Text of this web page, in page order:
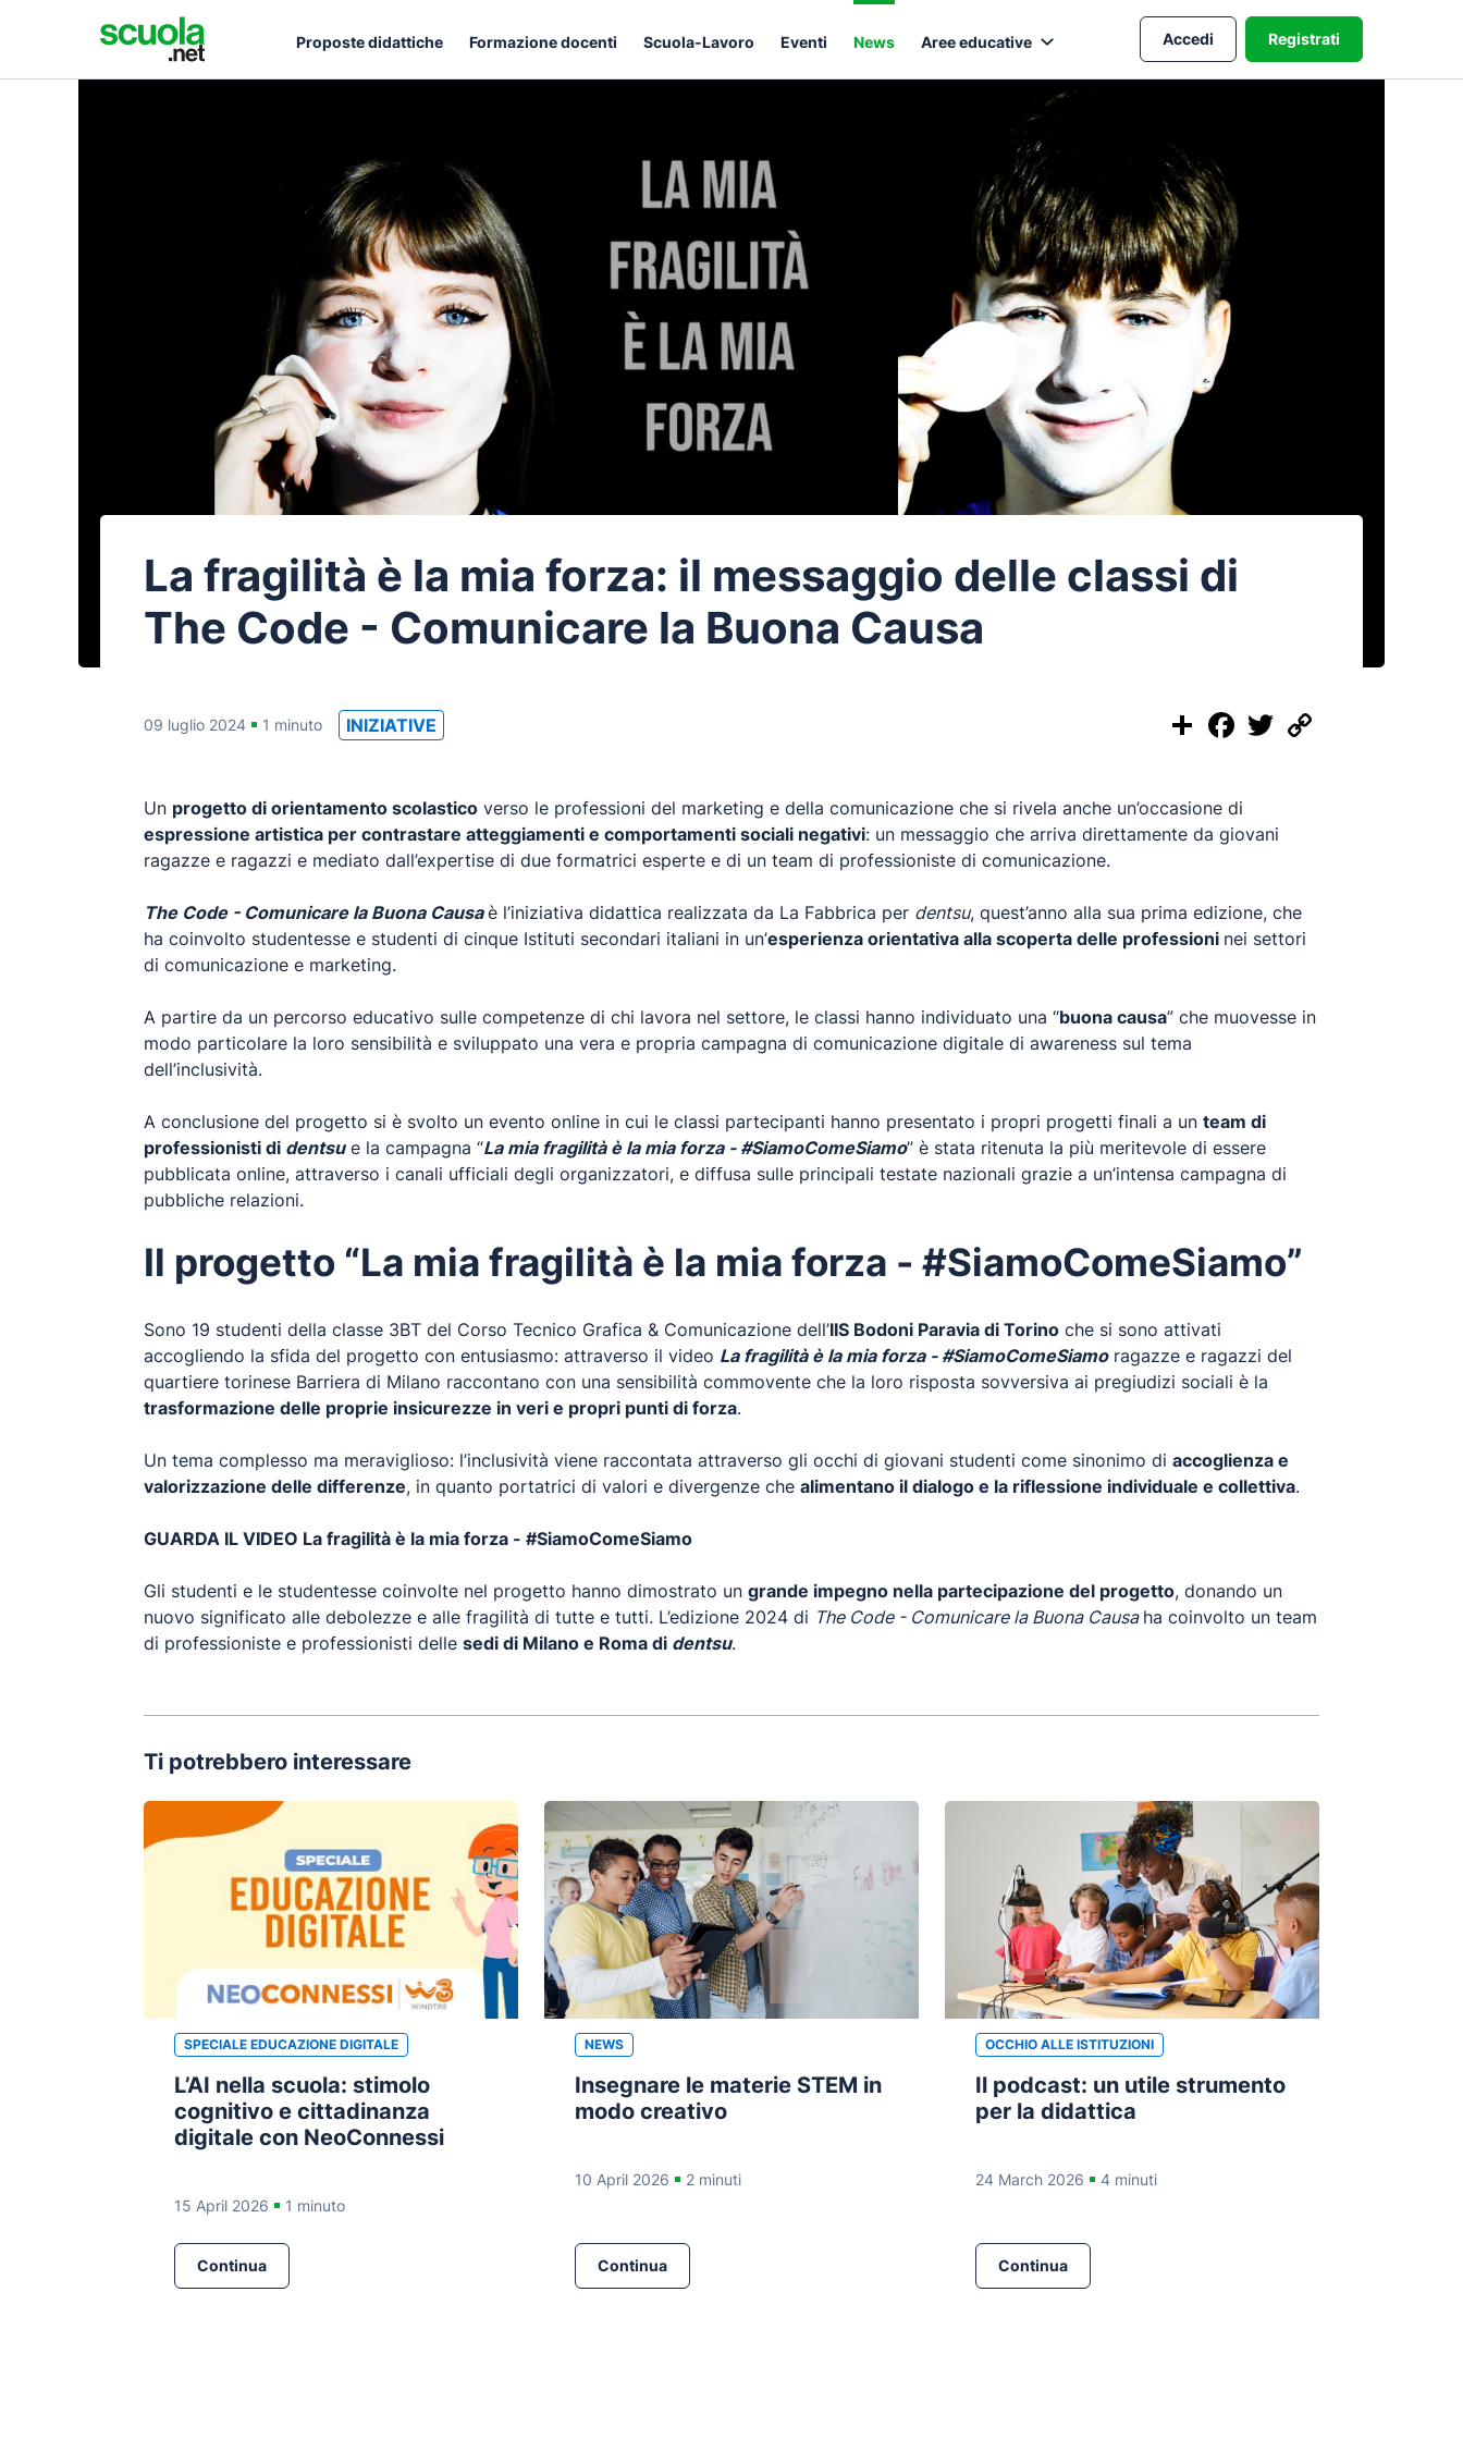
Proposte didattiche Formazione docenti Scuola-Lavoro Eventi News Aree educative Accedi Registrati
La fragilità è la mia forza: il messaggio delle classi di
The Code - Comunicare la Buona Causa
09 luglio 2024 1 minuto INIZIATIVE Share Facebook
Twitter
Un progetto di orientamento scolastico verso le professioni del marketing e della comunicazione che si rivela anche un’occasione di
espressione artistica per contrastare atteggiamenti e comportamenti sociali negativi: un messaggio che arriva direttamente da giovani
ragazze e ragazzi e mediato dall’expertise di due formatrici esperte e di un team di professioniste di comunicazione.
The Code - Comunicare la Buona Causaè l’iniziativa didattica realizzata da La Fabbrica per dentsu, quest’anno alla sua prima edizione, che
ha coinvolto studentesse e studenti di cinque Istituti secondari italiani in un’esperienza orientativa alla scoperta delle professioni nei settori
di comunicazione e marketing.
A partire da un percorso educativo sulle competenze di chi lavora nel settore, le classi hanno individuato una “buona causa” che muovesse in
modo particolare la loro sensibilità e sviluppato una vera e propria campagna di comunicazione digitale di awareness sul tema
dell’inclusività.
A conclusione del progetto si è svolto un evento online in cui le classi partecipanti hanno presentato i propri progetti finali a un team di
professionisti di dentsue la campagna “La mia fragilità è la mia forza - #SiamoComeSiamo” è stata ritenuta la più meritevole di essere
pubblicata online, attraverso i canali ufficiali degli organizzatori, e diffusa sulle principali testate nazionali grazie a un’intensa campagna di
pubbliche relazioni.
Il progetto “La mia fragilità è la mia forza - #SiamoComeSiamo”
Sono 19 studenti della classe 3BT del Corso Tecnico Grafica & Comunicazione dell’IIS Bodoni Paravia di Torino che si sono attivati
accogliendo la sfida del progetto con entusiasmo: attraverso il video La fragilità è la mia forza - #SiamoComeSiamoragazze e ragazzi del
quartiere torinese Barriera di Milano raccontano con una sensibilità commovente che la loro risposta sovversiva ai pregiudizi sociali è la
trasformazione delle proprie insicurezze in veri e propri punti di forza.
Un tema complesso ma meraviglioso: l’inclusività viene raccontata attraverso gli occhi di giovani studenti come sinonimo di accoglienza e
valorizzazione delle differenze, in quanto portatrici di valori e divergenze che alimentano il dialogo e la riflessione individuale e collettiva.
GUARDA IL VIDEO La fragilità è la mia forza - #SiamoComeSiamo
Gli studenti e le studentesse coinvolte nel progetto hanno dimostrato un grande impegno nella partecipazione del progetto, donando un
nuovo significato alle debolezze e alle fragilità di tutte e tutti. L’edizione 2024 di The Code - Comunicare la Buona Causa ha coinvolto un team
di professioniste e professionisti delle sedi di Milano e Roma di dentsu.
Ti potrebbero interessare
SPECIALE EDUCAZIONE DIGITALE
L’AI nella scuola: stimolo
cognitivo e cittadinanza
digitale con NeoConnessi
15 April 2026 1 minuto
Continua
NEWS
Insegnare le materie STEM in
modo creativo
10 April 2026 2 minuti
Continua
OCCHIO ALLE ISTITUZIONI
Il podcast: un utile strumento
per la didattica
24 March 2026 4 minuti
Continua